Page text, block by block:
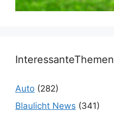
InteressanteThemen
Auto (282)
Blaulicht News (341)